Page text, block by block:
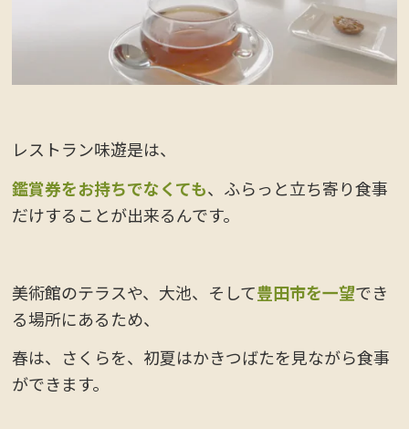
レストラン味遊是は、
鑑賞券をお持ちでなくても、ふらっと立ち寄り食事
だけすることが出来るんです。
美術館のテラスや、大池、そして豊田市を一望でき
る場所にあるため、
春は、さくらを、初夏はかきつばたを見ながら食事
ができます。